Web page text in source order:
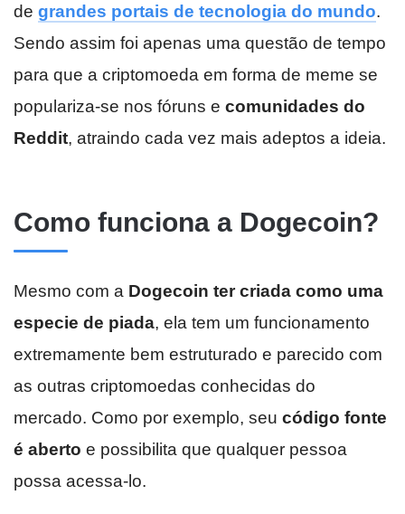
de grandes portais de tecnologia do mundo.
Sendo assim foi apenas uma questão de tempo
para que a criptomoeda em forma de meme se
populariza-se nos fóruns e comunidades do
Reddit, atraindo cada vez mais adeptos a ideia.
Como funciona a Dogecoin?
Mesmo com a Dogecoin ter criada como uma
especie de piada, ela tem um funcionamento
extremamente bem estruturado e parecido com
as outras criptomoedas conhecidas do
mercado. Como por exemplo, seu código fonte
é aberto e possibilita que qualquer pessoa
possa acessa-lo.